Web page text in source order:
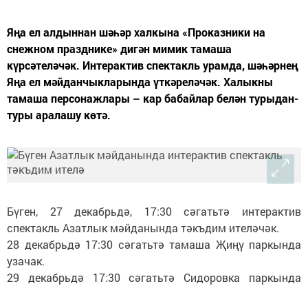
Яңа ел алдыннан шәһәр халкына «Проказники на
снежном празднике» дигән мимик тамаша
күрсәтеләчәк. Интерактив спектакль урамда, шәһәрнең
Яңа ел мәйданчыкларында үткәреләчәк. Халыкны
тамаша персонажлары – кар бабайлар белән турыдан-
туры аралашу көтә.
Бүген, 27 декабрьдә, 17:30 сәгатьтә интерактив
спектакль Азатлык мәйданында тәкъдим ителәчәк.
28 декабрьдә 17:30 сәгатьтә тамаша Җиңү паркында
узачак.
29 декабрьдә 17:30 сәгатьтә Сидоровка паркында